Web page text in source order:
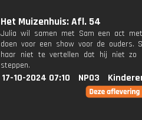
Het Muizenhuis: Afl. 54
Julia wil samen met Sam een act
doen voor een show voor de ouders.
haar niet te vertellen dat hij niet zo
steppen.
17-10-2024 07:10 NPO3